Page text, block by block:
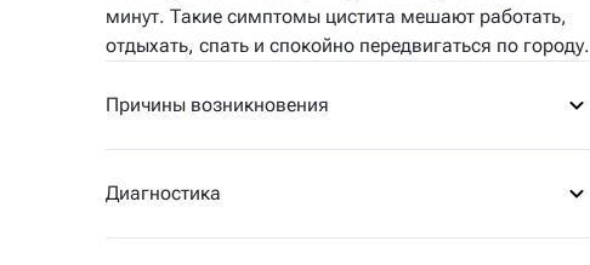
минут. Такие симптомы цистита мешают работать,
отдыхать, спать и спокойно передвигаться по городу.
Причины возникновения
Диагностика